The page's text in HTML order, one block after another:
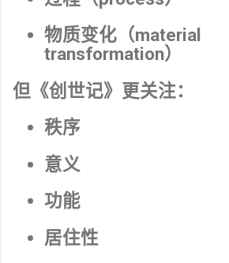
物质变化（material
transformation）
但《创世记》更关注：
秩序
意义
功能
居住性